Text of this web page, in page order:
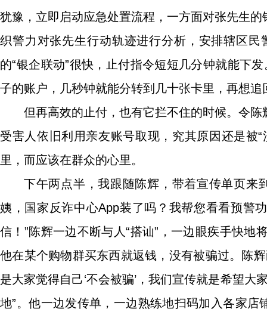
犹豫，立即启动应急处置流程，一方面对张先生
织警力对张先生行动轨迹进行分析，安排辖区
的“银企联动”很快，止付指令短短几分钟就能下
子的账户，几秒钟就能分转到几十张卡里，再想
但再高效的止付，也有它拦不住的时候。令
受害人依旧利用亲友账号取现，究其原因还是被
里，而应该在群众的心里。
下午两点半，我跟随陈辉，带着宣传单页来
姨，国家反诈中心App装了吗？我帮您看看预警
信！”陈辉一边不断与人“搭讪”，一边眼疾手快
他在某个购物群买东西就返钱，没有被骗过。陈
是大家觉得自己‘不会被骗’，我们宣传就是希望大
地”。他一边发传单，一边熟练地扫码加入各家